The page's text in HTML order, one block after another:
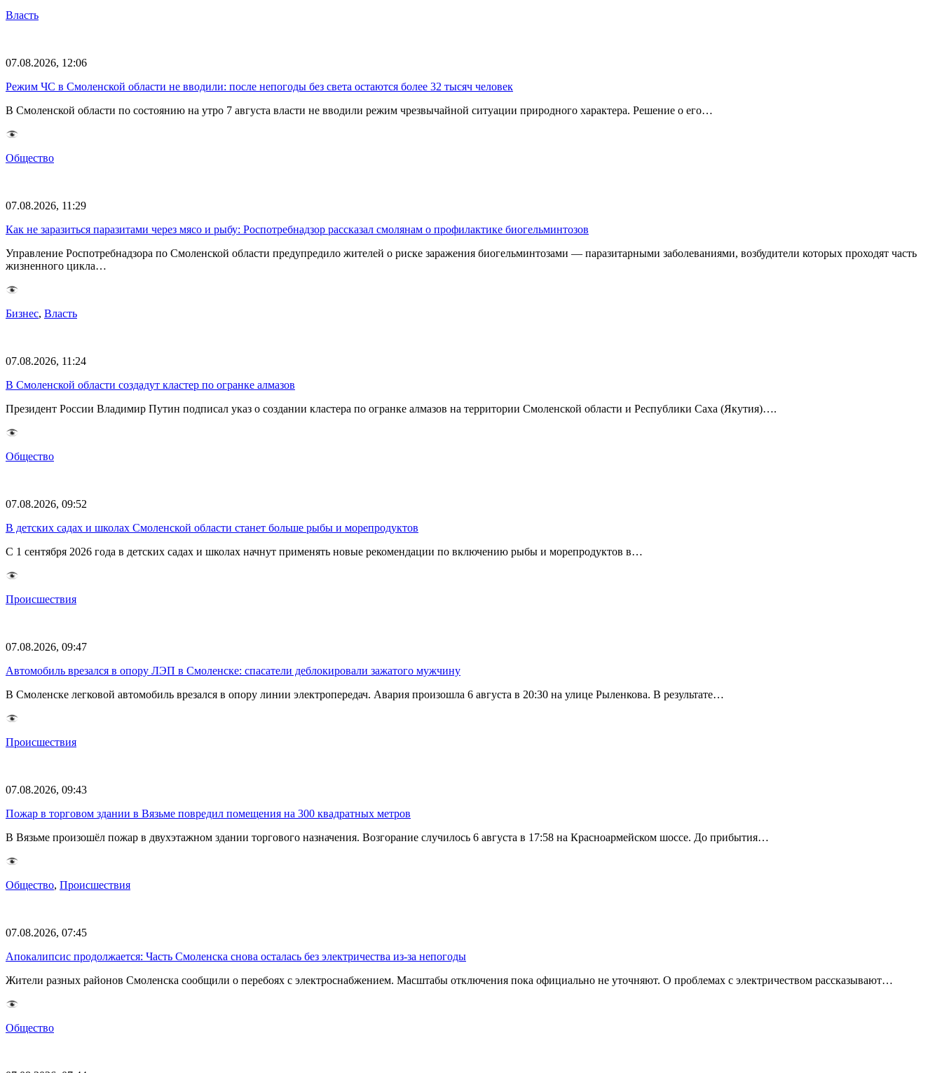
Власть
07.08.2026, 12:06
Режим ЧС в Смоленской области не вводили: после непогоды без света остаются более 32 тысяч человек
В Смоленской области по состоянию на утро 7 августа власти не вводили режим чрезвычайной ситуации природного характера. Решение о его…
Общество
07.08.2026, 11:29
Как не заразиться паразитами через мясо и рыбу: Роспотребнадзор рассказал смолянам о профилактике биогельминтозов
Управление Роспотребнадзора по Смоленской области предупредило жителей о риске заражения биогельминтозами — паразитарными заболеваниями, возбудители которых проходят часть
жизненного цикла…
Бизнес, Власть
07.08.2026, 11:24
В Смоленской области создадут кластер по огранке алмазов
Президент России Владимир Путин подписал указ о создании кластера по огранке алмазов на территории Смоленской области и Республики Саха (Якутия)….
Общество
07.08.2026, 09:52
В детских садах и школах Смоленской области станет больше рыбы и морепродуктов
С 1 сентября 2026 года в детских садах и школах начнут применять новые рекомендации по включению рыбы и морепродуктов в…
Происшествия
07.08.2026, 09:47
Автомобиль врезался в опору ЛЭП в Смоленске: спасатели деблокировали зажатого мужчину
В Смоленске легковой автомобиль врезался в опору линии электропередач. Авария произошла 6 августа в 20:30 на улице Рыленкова. В результате…
Происшествия
07.08.2026, 09:43
Пожар в торговом здании в Вязьме повредил помещения на 300 квадратных метров
В Вязьме произошёл пожар в двухэтажном здании торгового назначения. Возгорание случилось 6 августа в 17:58 на Красноармейском шоссе. До прибытия…
Общество, Происшествия
07.08.2026, 07:45
Апокалипсис продолжается: Часть Смоленска снова осталась без электричества из-за непогоды
Жители разных районов Смоленска сообщили о перебоях с электроснабжением. Масштабы отключения пока официально не уточняют. О проблемах с электричеством рассказывают…
Общество